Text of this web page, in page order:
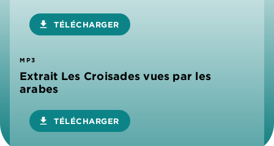
download TÉLÉCHARGER
MP3
Extrait Les Croisades vues par les
arabes
download TÉLÉCHARGER